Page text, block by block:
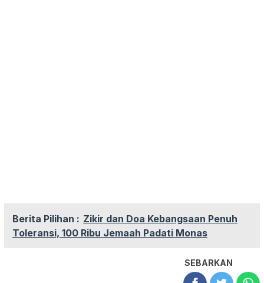
Berita Pilihan : Zikir dan Doa Kebangsaan Penuh
Toleransi, 100 Ribu Jemaah Padati Monas
SEBARKAN